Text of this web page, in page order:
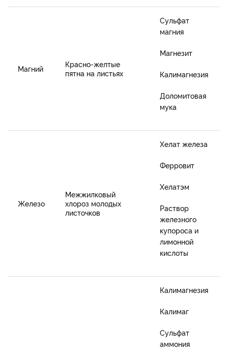
Магний Красно-желтые
пятна на листьях
Сульфат
магния
Магнезит
Калимагнезия
Доломитовая
мука
Железо
Межжилковый
хлороз молодых
листочков
Хелат железа
Ферровит
Хелатэм
Раствор
железного
купороса и
лимонной
кислоты
Калимагнезия
Калимаг
Сульфат
аммония